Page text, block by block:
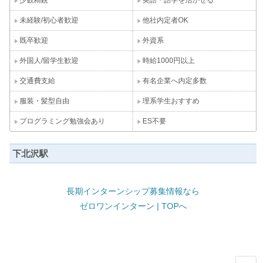
未経験/初心者歓迎 他社内定者OK
既卒歓迎 外資系
外国人/留学生歓迎 時給1000円以上
交通費支給 有名企業へ内定多数
服装・髪型自由 理系学生おすすめ
プログラミング勉強会あり ES不要
下北沢駅
長期インターンシップ募集情報なら
ゼロワンインターン | TOPへ